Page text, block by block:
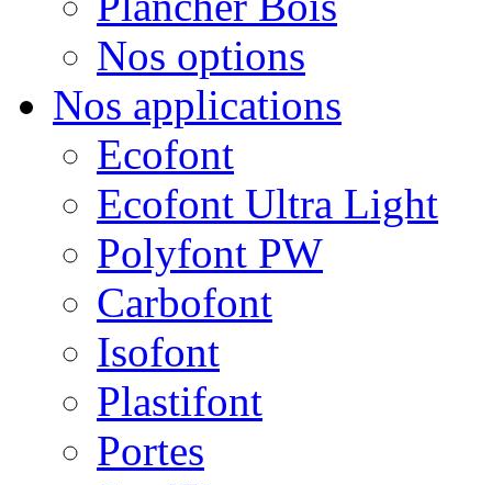
Nos options
Nos applications
Ecofont
Ecofont Ultra Light
Polyfont PW
Carbofont
Isofont
Plastifont
Portes